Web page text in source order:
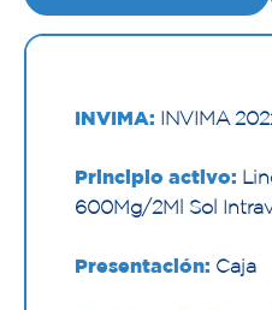
INVIMA: INVIMA
Principio activo:
600Mg/2Ml Sol
Presentación: Caja